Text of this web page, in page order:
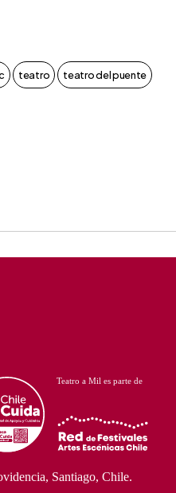
teatro teatro del puente
Santiago, Chile.